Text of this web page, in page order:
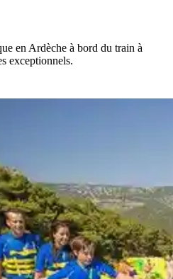
en Ardèche à bord du train à
exceptionnels.